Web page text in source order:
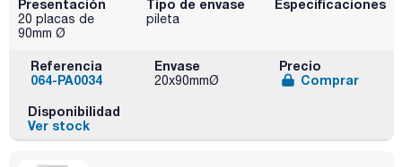
Presentación
20 placas de
90mm Ø
Tipo de envase
pileta
Especificaciones
Referencia
064-PA0034
Envase
20x90mmØ
Precio
Comprar
Disponibilidad
Ver stock